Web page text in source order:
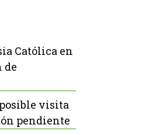
Católica en
de
visita
pendiente